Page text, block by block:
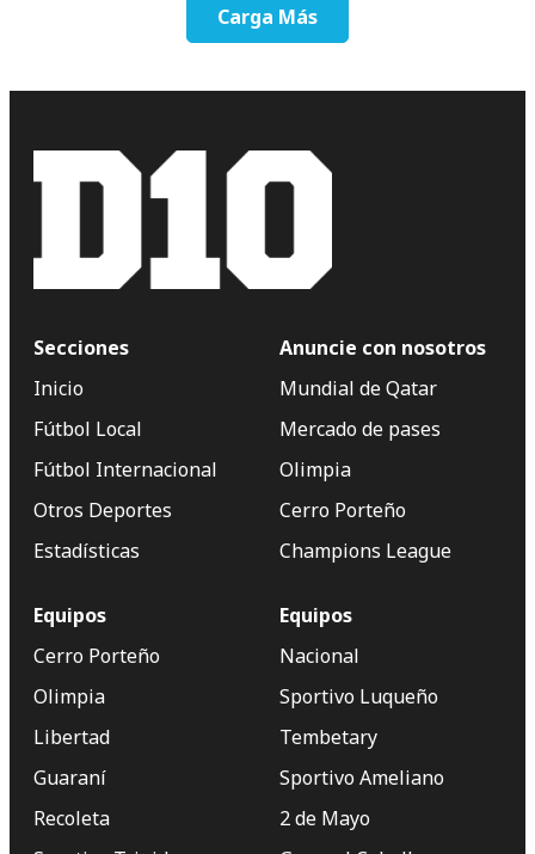
Carga Más
Secciones
Inicio
Fútbol Local
Fútbol Internacional
Otros Deportes
Estadísticas
Anuncie con nosotros
Mundial de Qatar
Mercado de pases
Olimpia
Cerro Porteño
Champions League
Equipos
Cerro Porteño
Olimpia
Libertad
Guaraní
Recoleta
Equipos
Nacional
Sportivo Luqueño
Tembetary
Sportivo Ameliano
2 de Mayo